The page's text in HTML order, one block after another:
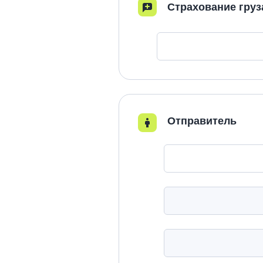
Страхование
Отправитель